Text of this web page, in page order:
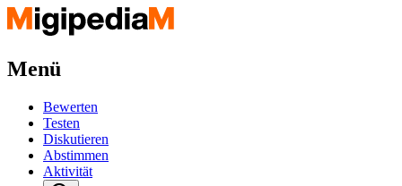
Menü
Bewerten
Testen
Diskutieren
Abstimmen
Aktivität